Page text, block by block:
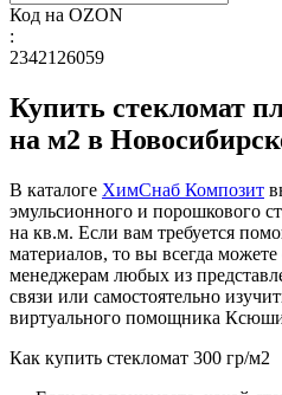
Код на OZON
:
2342126059
Купить стекломат
на м2 в
В каталоге ХимСнаб Композит
эмульсионного и порошкового
на кв.м. Если вам требуется
материалов, то вы всегда
менеджерам любых из
связи или самостоятельно
виртуального помощника
Как купить стекломат 300 гр/м2